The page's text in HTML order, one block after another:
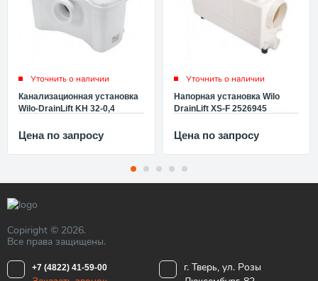
Уточнить о наличии
Канализационная установка
Wilo-DrainLift KH 32-0,4
Цена по запросу
Уточнить о наличии
Напорная установка Wilo
DrainLift XS-F 2526945
Цена по запросу
Copiright © 2026.
Все права защищены.
+7 (4822) 41-59-00
г. Тверь, ул. Розы